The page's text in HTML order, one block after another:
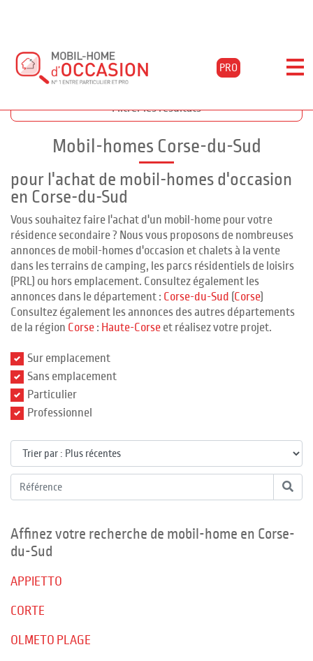
PRO
Accueil Acheter Corse Corse-du-sud
Filtrer les résultats
Mobil-homes Corse-du-Sud
pour l'achat de mobil-homes d'occasion
en Corse-du-Sud
Vous souhaitez faire l'achat d'un mobil-home pour votre
résidence secondaire ? Nous vous proposons de nombreuses
annonces de mobil-homes d'occasion et chalets à la vente
dans les terrains de camping, les parcs résidentiels de loisirs
(PRL) ou hors emplacement. Consultez également les
annonces dans le département : Corse-du-Sud (Corse)
Consultez également les annonces des autres départements
de la région Corse : Haute-Corse et réalisez votre projet.
Sur emplacement
Sans emplacement
Particulier
Professionnel
Affinez votre recherche de mobil-home en Corse-
du-Sud
APPIETTO
CORTE
OLMETO PLAGE